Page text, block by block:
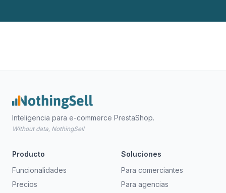
Inteligencia para e-commerce PrestaShop.
Without data, NothingSell
Producto
Funcionalidades
Precios
Soluciones
Para comerciantes
Para agencias